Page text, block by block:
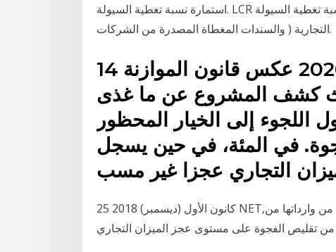
استمارة نسبة تغطية السيولة. LCR للرقابة على المصارف فيما يتعلق باستخدام كل من نسبة تغطية السيولة
التجارية ( والسندات المغطاة المصدرة من الشركات.
14 تشرين الثاني (نوفمبر) 2020 عكس قانون الموازنة
كشف المشروع عن ما غذى
اللجوء إلى الخيار المحظور
في المئة، في حين يسجل
التجاري عجزا غير مسب
25 كانون الأول (ديسمبر) 2018 NET,البلاد,الوطني,الجزائر إستطاعت ان تغطي 90 بالمئة من وارداتها من